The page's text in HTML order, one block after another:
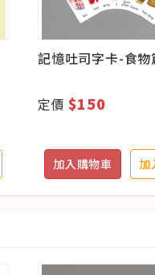
記憶吐司字卡-食物
定價$150
加入購物車 加